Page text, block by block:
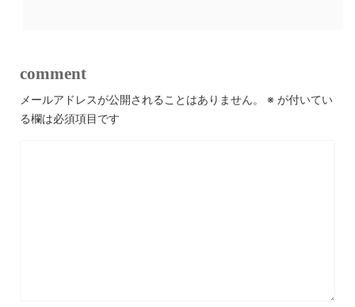
comment
メールアドレスが公開されることはありません。 ※ が付いてい
る欄は必須項目です